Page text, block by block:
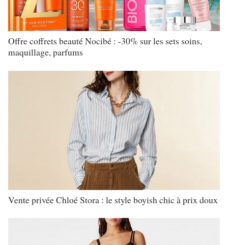
Offre coffrets beauté Nocibé : -30% sur les sets soins,
maquillage, parfums
Vente privée Chloé Stora : le style boyish chic à prix doux